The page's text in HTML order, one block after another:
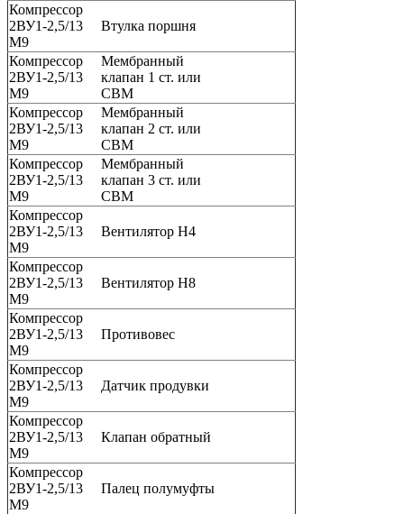
Компрессор
2ВУ1-2,5/13
М9
Втулка поршня
Компрессор
2ВУ1-2,5/13
М9
Мембранный
клапан 1 ст. или
СВМ
Компрессор
2ВУ1-2,5/13
М9
Мембранный
клапан 2 ст. или
СВМ
Компрессор
2ВУ1-2,5/13
М9
Мембранный
клапан 3 ст. или
СВМ
Компрессор
2ВУ1-2,5/13
М9
Вентилятор Н4
Компрессор
2ВУ1-2,5/13
М9
Вентилятор Н8
Компрессор
2ВУ1-2,5/13
М9
Противовес
Компрессор
2ВУ1-2,5/13
М9
Датчик продувки
Компрессор
2ВУ1-2,5/13
М9
Клапан обратный
Компрессор
2ВУ1-2,5/13
М9
Палец полумуфты